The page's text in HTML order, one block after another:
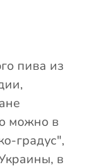
пива из
можно в
градус",
в